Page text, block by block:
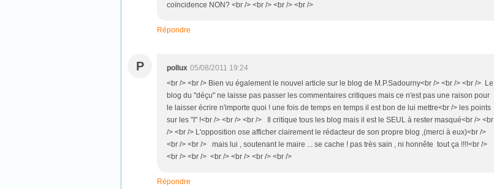
coïncidence NON? <br /> <br /> <br /> <br />
Répondre
P pollux 05/08/2011 19:24
<br /> <br /> Bien vu également le nouvel article sur le blog de M.P.Sadourny<br /> <br /> <br /> Le
blog du "déçu" ne laisse pas passer les commentaires critiques mais ce n'est pas une raison pour
le laisser écrire n'importe quoi ! une fois de temps en temps il est bon de lui mettre<br /> les points
sur les "I" !<br /> <br /> <br /> Il critique tous les blog mais il est le SEUL à rester masqué<br /> <br
/> <br /> L'opposition ose afficher clairement le rédacteur de son propre blog ,(merci à eux)<br />
<br /> <br /> mais lui , soutenant le maire ... se cache ! pas très sain , ni honnête tout ça !!!!<br />
<br /> <br /> <br /> <br /> <br /> <br />
Répondre